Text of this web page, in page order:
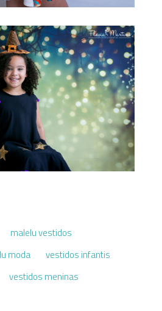
malelu vestidos
moda
vestidos infantis
vestidos meninas